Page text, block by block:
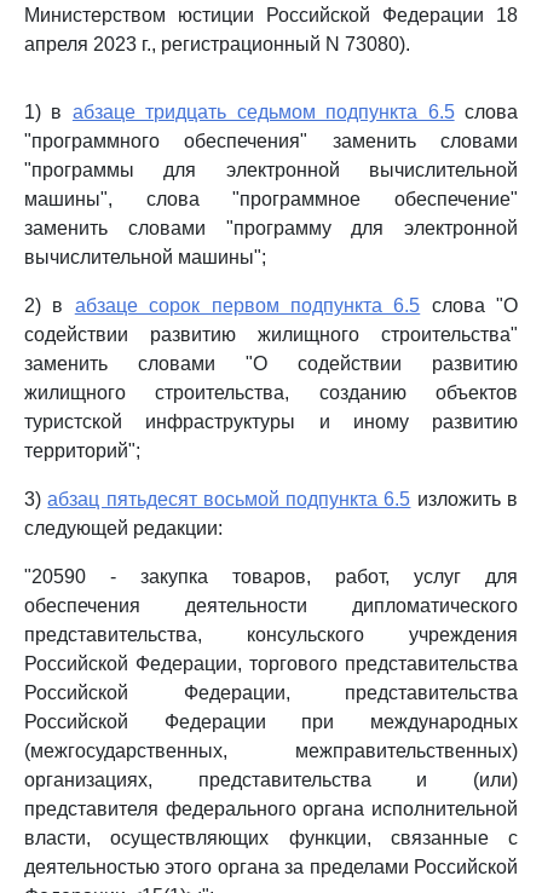
Министерством юстиции Российской Федерации 18
апреля 2023 г., регистрационный N 73080).
1) в абзаце тридцать седьмом подпункта 6.5слова
"программного обеспечения" заменить словами
"программы для электронной вычислительной
машины", слова "программное обеспечение"
заменить словами "программу для электронной
вычислительной машины";
2) в абзаце сорок первом подпункта 6.5 слова "О
содействии развитию жилищного строительства"
заменить словами "О содействии развитию
жилищного строительства, созданию объектов
туристской инфраструктуры и иному развитию
территорий";
3)абзац пятьдесят восьмой подпункта 6.5 изложить в
следующей редакции:
"20590 - закупка товаров, работ, услуг для
обеспечения деятельности дипломатического
представительства, консульского учреждения
Российской Федерации, торгового представительства
Российской Федерации, представительства
Российской Федерации при международных
(межгосударственных, межправительственных)
организациях, представительства и (или)
представителя федерального органа исполнительной
власти, осуществляющих функции, связанные с
деятельностью этого органа за пределами Российской